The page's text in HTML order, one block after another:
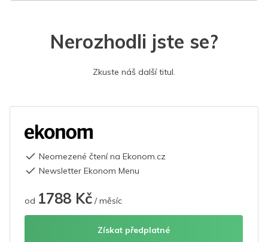
Nerozhodli jste se?
Zkuste náš další titul.
Neomezené čtení na Ekonom.cz
Newsletter Ekonom Menu
od 1788 Kč / měsíc
Získat předplatné